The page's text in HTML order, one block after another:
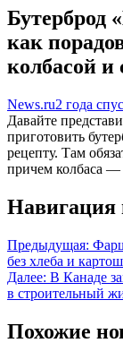
Бутерброд
как
колбасой
News.ru2 года
Давайте
приготовить
рецепту. Там
причем колбаса —
Навигация
Предыдущая:
без хлеба и
Далее: В Канаде
в строительный
Похожие